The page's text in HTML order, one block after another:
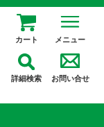
カート メニュー
詳細検索 お問い合せ